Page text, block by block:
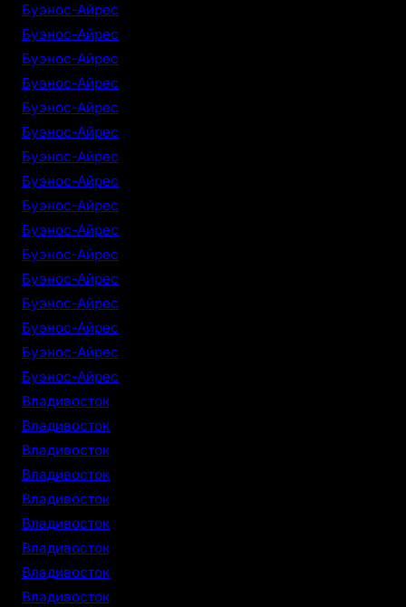
Буэнос-Айрес
Буэнос-Айрес
Буэнос-Айрес
Буэнос-Айрес
Буэнос-Айрес
Буэнос-Айрес
Буэнос-Айрес
Буэнос-Айрес
Буэнос-Айрес
Буэнос-Айрес
Буэнос-Айрес
Буэнос-Айрес
Буэнос-Айрес
Буэнос-Айрес
Буэнос-Айрес
Буэнос-Айрес
Владивосток
Владивосток
Владивосток
Владивосток
Владивосток
Владивосток
Владивосток
Владивосток
Владивосток